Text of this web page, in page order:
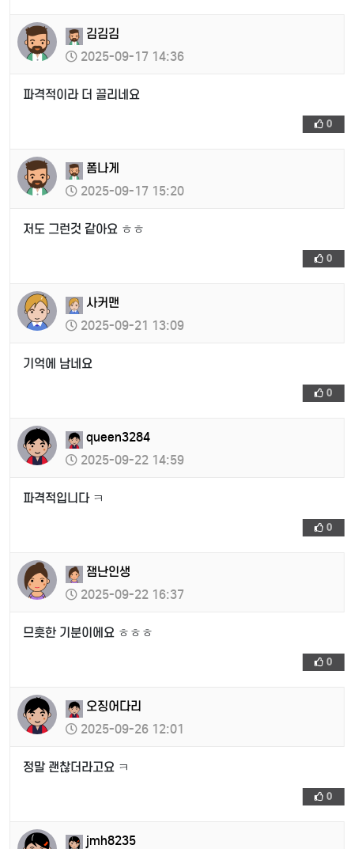
김김김
2025-09-17 14:36
파격적이라 더 끌리네요
0
폼나게
2025-09-17 15:20
저도 그런것 같아요 ㅎㅎ
0
사커맨
2025-09-21 13:09
기억에 남네요
0
queen3284
2025-09-22 14:59
파격적입니다 ㅋ
0
잼난인생
2025-09-22 16:37
므흣한 기분이에요 ㅎㅎㅎ
0
오징어다리
2025-09-26 12:01
정말 괜찮더라고요 ㅋ
0
jmh8235